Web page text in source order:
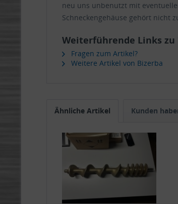
neu uns unbenutzt mit
Schneckengehäuse gehört nicht
Weiterführende Links zu
Fragen zum Artikel?
Weitere Artikel von Bizerba
Ähnliche Artikel Kunden